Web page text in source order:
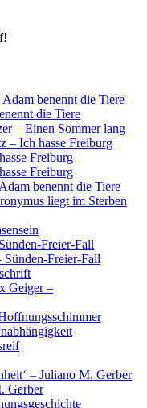
benennt die Tiere
die Tiere
– Einen Sommer lang
– Ich hasse Freiburg
Freiburg
Freiburg
benennt die Tiere
liegt im Sterben
Freier-Fall
Freier-Fall
Geiger –
– Juliano M. Gerber
Gerber